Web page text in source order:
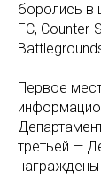
боролись в
FC,
Первое
третьей —